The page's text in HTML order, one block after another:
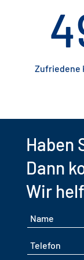
Zufriedene
Haben
Dann
Wir